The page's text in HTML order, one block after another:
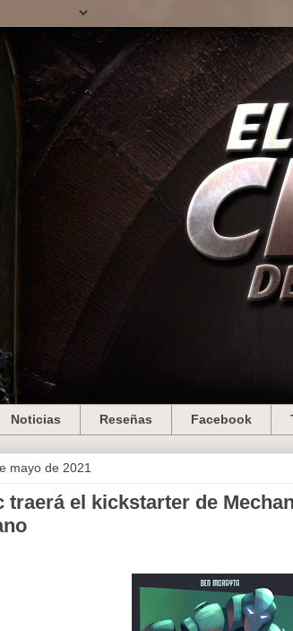
Noticias Reseñas Facebook
mayo de 2021
traerá el kickstarter de